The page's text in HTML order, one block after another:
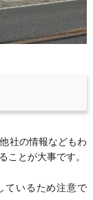
社の情報などもわ
ことが大事です。
ているため注意で